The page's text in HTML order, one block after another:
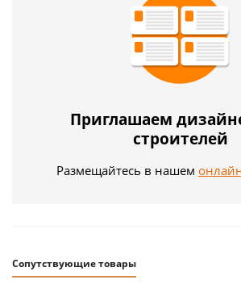
Приглашаем
строителей
Размещайтесь в нашем
Сопутствующие товары